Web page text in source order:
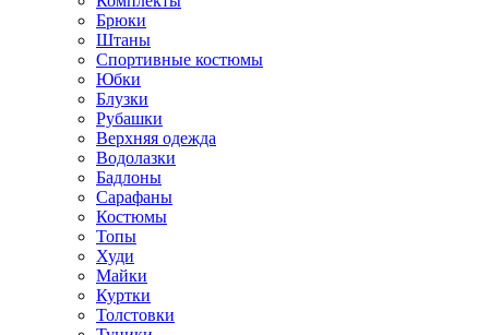
Брюки
Штаны
Спортивные костюмы
Юбки
Блузки
Рубашки
Верхняя одежда
Водолазки
Бадлоны
Сарафаны
Костюмы
Топы
Худи
Майки
Куртки
Толстовки